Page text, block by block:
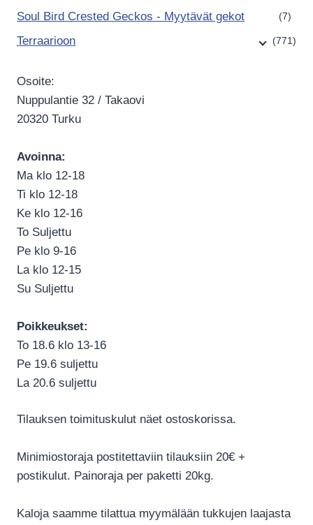
Soul Bird Crested Geckos - Myytävät gekot (7)
Terraarioon (771)
Osoite:
Nuppulantie 32 / Takaovi
20320 Turku
Avoinna:
Ma klo 12-18
Ti klo 12-18
Ke klo 12-16
To Suljettu
Pe klo 9-16
La klo 12-15
Su Suljettu
Poikkeukset:
To 18.6 klo 13-16
Pe 19.6 suljettu
La 20.6 suljettu
Tilauksen toimituskulut näet ostoskorissa.
Minimiostoraja postitettaviin tilauksiin 20€ +
postikulut. Painoraja per paketti 20kg.
Kaloja saamme tilattua myymälään tukkujen laajasta